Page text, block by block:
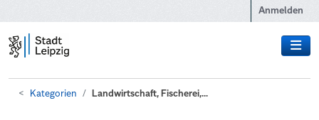
Anmelden
Kategorien Landwirtschaft, Fischerei,...